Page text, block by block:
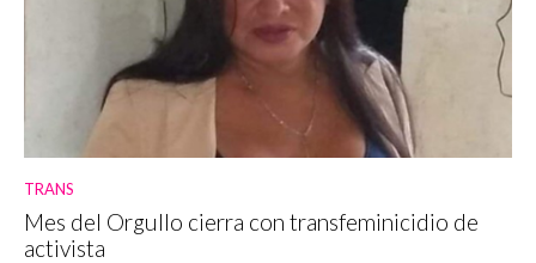
TRANS
Mes del Orgullo cierra con transfeminicidio de
activista